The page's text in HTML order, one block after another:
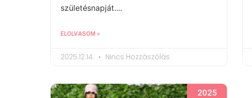
születésnapját....
ELOLVASOM »
2025.12.14. Nincs Hozzászólás
2025